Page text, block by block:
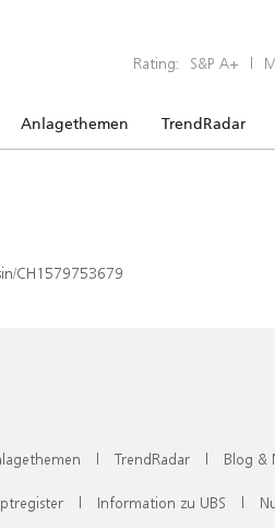
Rating: S&P A+ |
Anlagethemen TrendRadar
CH1579753679
| TrendRadar | Blog &
| Information zu UBS |